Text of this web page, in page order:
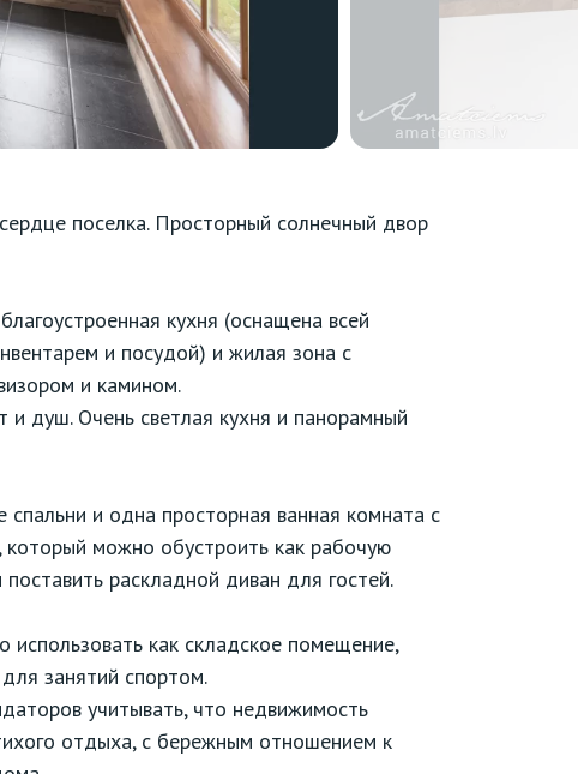
поселка. Просторный солнечный двор
кухня (оснащена всей
и посудой) и жилая зона с
и камином.
и душ. Очень светлая кухня и панорамный
и одна просторная ванная комната с
можно обустроить как рабочую
раскладной диван для гостей.
как складское помещение,
занятий спортом.
учитывать, что недвижимость
отдыха, с бережным отношением к